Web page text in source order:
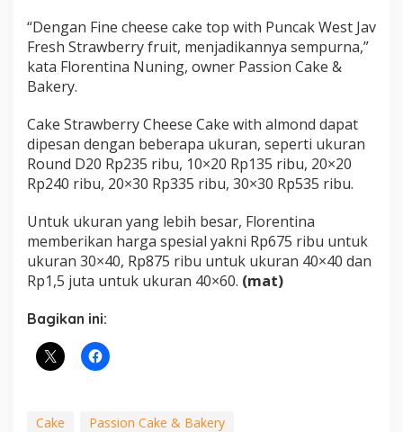
“Dengan Fine cheese cake top with Puncak West Jav
Fresh Strawberry fruit, menjadikannya sempurna,”
kata Florentina Nuning, owner Passion Cake &
Bakery.
Cake Strawberry Cheese Cake with almond dapat
dipesan dengan beberapa ukuran, seperti ukuran
Round D20 Rp235 ribu, 10×20 Rp135 ribu, 20×20
Rp240 ribu, 20×30 Rp335 ribu, 30×30 Rp535 ribu.
Untuk ukuran yang lebih besar, Florentina
memberikan harga spesial yakni Rp675 ribu untuk
ukuran 30×40, Rp875 ribu untuk ukuran 40×40 dan
Rp1,5 juta untuk ukuran 40×60. (mat)
Bagikan ini:
Cake Passion Cake & Bakery